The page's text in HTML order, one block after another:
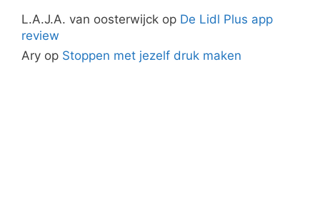
L.A.J.A. van oosterwijck op De Lidl Plus app
review
Ary op Stoppen met jezelf druk maken